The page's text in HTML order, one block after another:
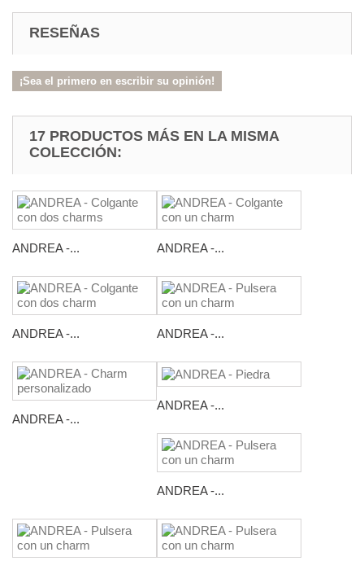
RESEÑAS
¡Sea el primero en escribir su opinión!
17 PRODUCTOS MÁS EN LA MISMA
COLECCIÓN:
ANDREA -... ANDREA -...
ANDREA -... ANDREA -...
ANDREA -...
ANDREA -...
ANDREA -...